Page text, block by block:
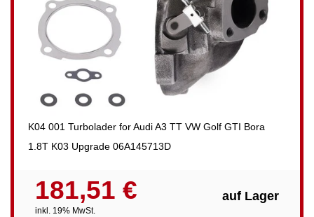
K04 001 Turbolader for Audi A3 TT VW Golf GTI Bora
1.8T K03 Upgrade 06A145713D
181,51 €
inkl. 19% MwSt.
auf Lager